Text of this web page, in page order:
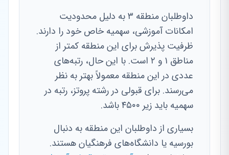
داوطلبان منطقه ۳ به دلیل محدودیت
امکانات آموزشی، سهمیه خاص خود را دارند.
ظرفیت پذیرش برای این منطقه کمتر از
مناطق ۱ و ۲ است. با این حال، رتبه‌های
عددی در این منطقه معمولاً بهتر به نظر
می‌رسند. برای قبولی در رشته پروتز، رتبه در
سهمیه باید زیر ۴۵۰۰ باشد.
بسیاری از داوطلبان این منطقه به دنبال
بورسیه یا دانشگاه‌های فرهنگیان هستند.